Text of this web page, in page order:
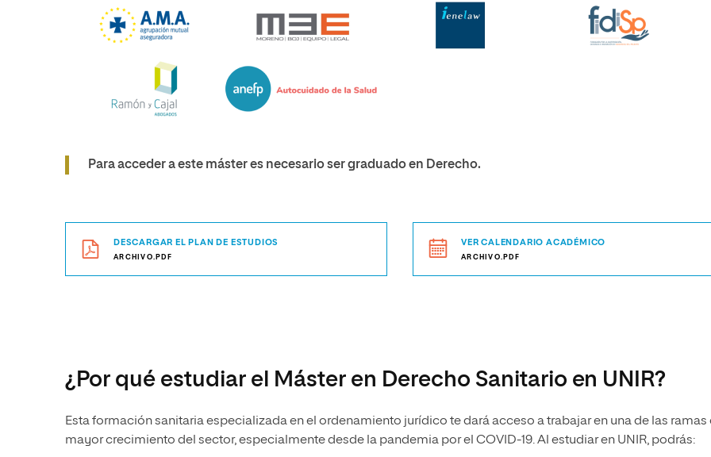
Para acceder a este máster es necesario ser graduado en Derecho.
DESCARGAR EL PLAN DE ESTUDIOS
ARCHIVO.PDF
VER CALENDARIO ACADÉMICO
ARCHIVO.PDF
¿Por qué estudiar el Máster en Derecho Sanitario en UNIR?
Esta formación sanitaria especializada en el ordenamiento jurídico te dará acceso a trabajar en una de las ramas
mayor crecimiento del sector, especialmente desde la pandemia por el COVID-19. Al estudiar en UNIR, podrás: